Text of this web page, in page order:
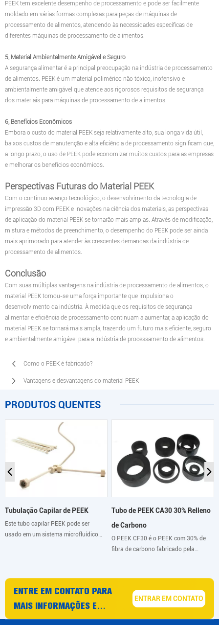
PEEK tem excelente desempenho de processamento e pode ser facilmente
moldado em várias formas complexas para peças de máquinas de
processamento de alimentos, atendendo às necessidades específicas de
diferentes máquinas de processamento de alimentos.
5, Material Ambientalmente Amigável e Seguro
A segurança alimentar é a principal preocupação na indústria de processamento
de alimentos. PEEK é um material polimérico não tóxico, inofensivo e
ambientalmente amigável que atende aos rigorosos requisitos de segurança
dos materiais para máquinas de processamento de alimentos.
6, Benefícios Econômicos
Embora o custo do material PEEK seja relativamente alto, sua longa vida útil,
baixos custos de manutenção e alta eficiência de processamento significam que,
a longo prazo, o uso de PEEK pode economizar muitos custos para as empresas
e melhorar os benefícios econômicos.
Perspectivas Futuras do Material PEEK
Com o contínuo avanço tecnológico, o desenvolvimento da tecnologia de
impressão 3D com PEEK e inovações na ciência dos materiais, as perspectivas
de aplicação do material PEEK se tornarão mais amplas. Através de modificação,
mistura e métodos de preenchimento, o desempenho do PEEK pode ser ainda
mais aprimorado para atender às crescentes demandas da indústria de
processamento de alimentos.
Conclusão
Com suas múltiplas vantagens na indústria de processamento de alimentos, o
material PEEK tornou-se uma força importante que impulsiona o
desenvolvimento da indústria. À medida que os requisitos de segurança
alimentar e eficiência de processamento continuam a aumentar, a aplicação do
material PEEK se tornará mais ampla, trazendo um futuro mais eficiente, seguro
e ambientalmente amigável para a indústria de processamento de alimentos.
Como o PEEK é fabricado?
Vantagens e desvantagens do material PEEK
PRODUTOS QUENTES
Tubulação Capilar de PEEK
Este tubo capilar PEEK pode ser
usado em um sistema microfluídico
fluídica.
Tubo de PEEK CA30 30% Relleno
de Carbono
O PEEK CF30 é o PEEK com 30% de
fibra de carbono fabricado pela
alto nível de rigidez e resistência à
fluência.
ENTRE EM CONTATO PARA
MAIS INFORMAÇÕES E
CONSELHOS SOBRE
ENTRAR EM CONTATO